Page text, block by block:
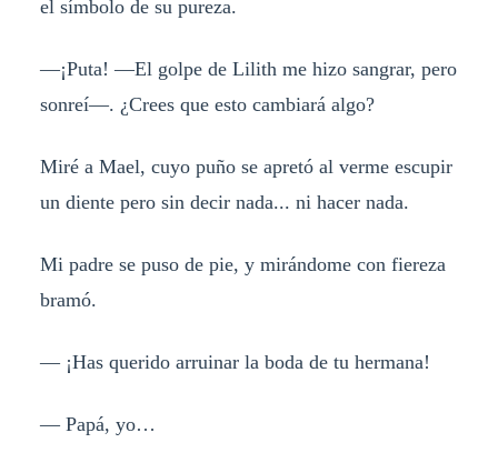
el símbolo de su pureza.
—¡Puta! —El golpe de Lilith me hizo sangrar, pero
​​sonreí​​—. ¿Crees que esto cambiará algo?
Miré a Mael, cuyo puño se apretó al verme escupir
un diente pero sin decir nada... ni hacer nada.
Mi padre se puso de pie, y mirándome con fiereza
bramó.
— ¡Has querido arruinar la boda de tu hermana!
— Papá, yo…